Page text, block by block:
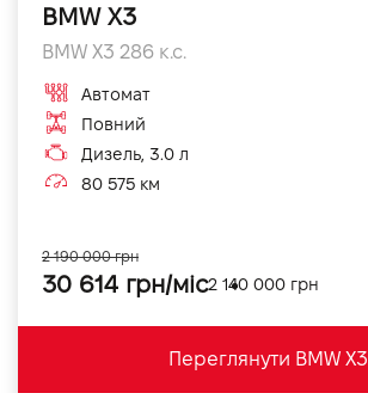
BMW X3
BMW X3 286 к.с.
Автомат
Повний
Дизель, 3.0 л
80 575 км
30 614 грн/міс2 140 000 грн
2 190 000 грн
Переглянути BMW X3